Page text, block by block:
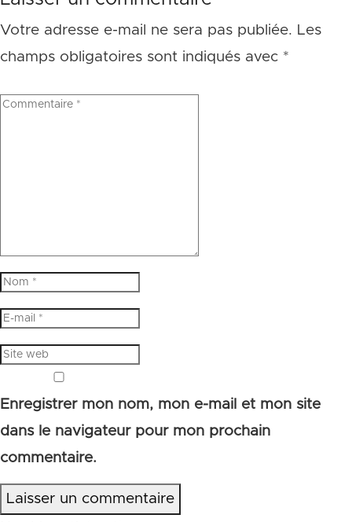
Votre adresse e-mail ne sera pas publiée. Les
champs obligatoires sont indiqués avec *
Enregistrer mon nom, mon e-mail et mon site
dans le navigateur pour mon prochain
commentaire.
Laisser un commentaire